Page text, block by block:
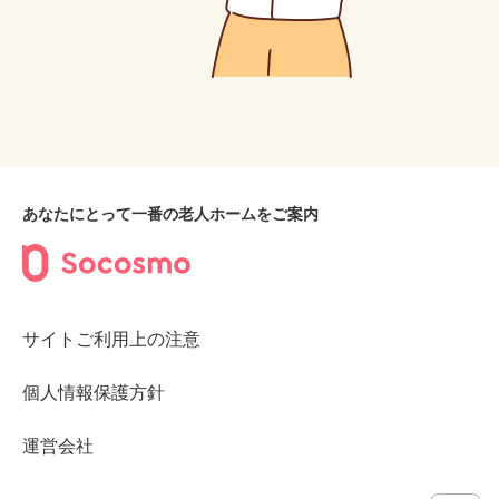
あなたにとって一番の老人ホームをご案内
サイトご利用上の注意
個人情報保護方針
運営会社